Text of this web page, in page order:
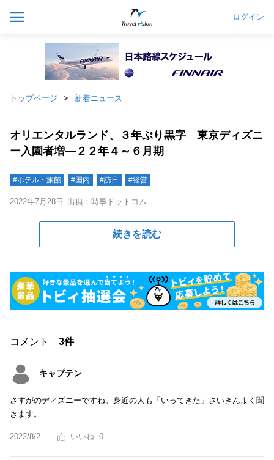
ログイン
トップページ 新着ニュース
オリエンタルランド、３年ぶり黒字 東京ディズニ
ー入園者増―２２年４～６月期
#ホテル・旅館 #国内 #訪日 #経営
2022年7月28日 出典：時事ドットコム
続きを読む
コメント 3件
キャプテン
さすがのディズニーですね。身近の人も「いってきた」さいきんよく聞
きます。
2022/8/2 0